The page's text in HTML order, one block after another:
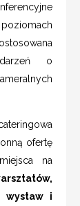
o
ofertę
na
wystaw i